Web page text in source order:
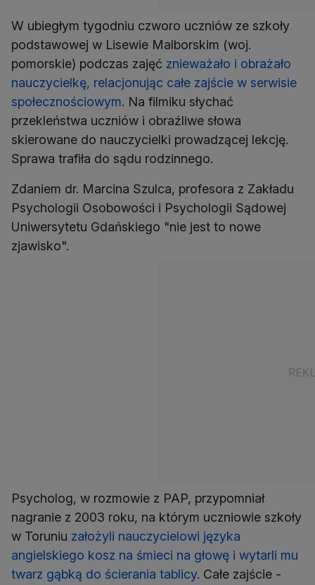
W ubiegłym tygodniu czworo uczniów ze szkoły
podstawowej w Lisewie Malborskim (woj.
pomorskie) podczas zajęć znieważało i obrażało
nauczycielkę, relacjonując całe zajście w serwisie
społecznościowym. Na filmiku słychać
przekleństwa uczniów i obraźliwe słowa
skierowane do nauczycielki prowadzącej lekcję.
Sprawa trafiła do sądu rodzinnego.
Zdaniem dr. Marcina Szulca, profesora z Zakładu
Psychologii Osobowości i Psychologii Sądowej
Uniwersytetu Gdańskiego "nie jest to nowe
zjawisko".
Psycholog, w rozmowie z PAP, przypomniał
nagranie z 2003 roku, na którym uczniowie szkoły
w Toruniu założyli nauczycielowi języka
angielskiego kosz na śmieci na głowę i wytarli mu
twarz gąbką do ścierania tablicy. Całe zajście -